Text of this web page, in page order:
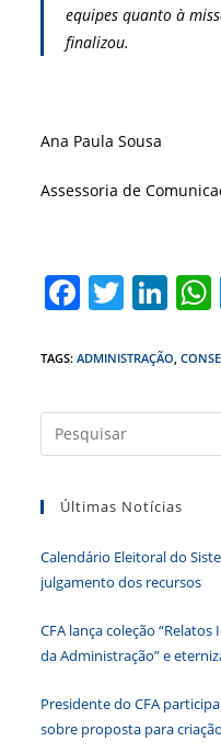
equipes quanto à
finalizou.
Ana Paula Sousa
Assessoria de
F
a
c
b
o
o
T
w
itt
Li
n
k
n
TAGS:ADMINISTRAÇÃO
Últimas Notícias
Calendário Eleitoral do
julgamento dos recursos
CFA lança coleção
da Administração” e
Presidente do CFA
sobre proposta para